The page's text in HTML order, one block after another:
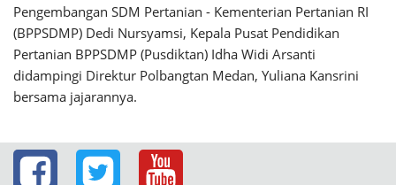
Pengembangan SDM Pertanian - Kementerian Pertanian RI
(BPPSDMP) Dedi Nursyamsi, Kepala Pusat Pendidikan
Pertanian BPPSDMP (Pusdiktan) Idha Widi Arsanti
didampingi Direktur Polbangtan Medan, Yuliana Kansrini
bersama jajarannya.